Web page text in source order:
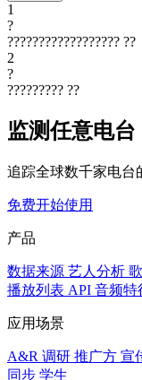
1
?
?????????????????? ??
2
?
????????? ??
监测任意电台
追踪全球数千家电台
免费开始使用
产品
数据来源 艺人分析
播放列表 API 音频特
应用场景
A&R 调研 推广方 宣
同步 学生